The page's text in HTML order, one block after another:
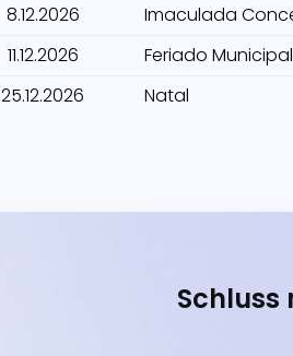
8.12.2026
Imaculada
11.12.2026
Feriado Municipal
25.12.2026 Natal
Schluss